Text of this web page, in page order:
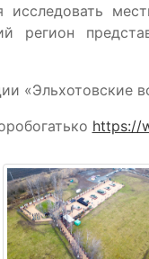
исследовать
регион
https://